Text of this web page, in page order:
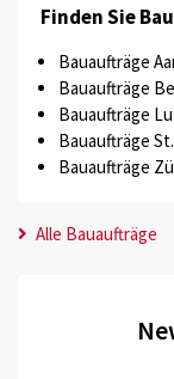
Finden Sie
Bauaufträge
Bauaufträge
Bauaufträge
Bauaufträge
Bauaufträge
Alle Bauaufträge